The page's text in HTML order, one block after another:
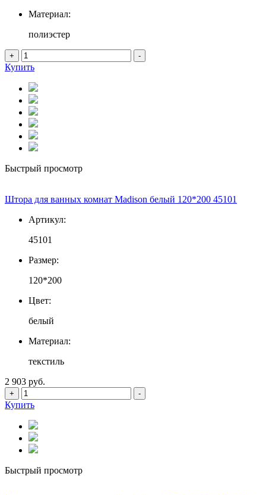
Материал:
полиэстер
+ -
Купить
Быстрый просмотр
Штора для ванных комнат Madison белый 120*200 45101
Артикул:
45101
Размер:
120*200
Цвет:
белый
Материал:
текстиль
2 903 руб.
+ -
Купить
Быстрый просмотр